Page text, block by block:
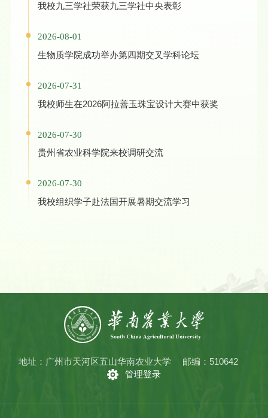
我校九三学社荣获九三学社中央表彰
2026-08-01
生物质学院成功举办第四期交叉学科论坛
2026-07-31
我校师生在2026阿拉善玉珠宝设计大赛中获奖
2026-07-30
贵州省农业科学院来校调研交流
2026-07-30
我校组织学子赴法国开展暑期交流学习
地址：广州市天河区五山华南农业大学
邮编：510642
管理登录